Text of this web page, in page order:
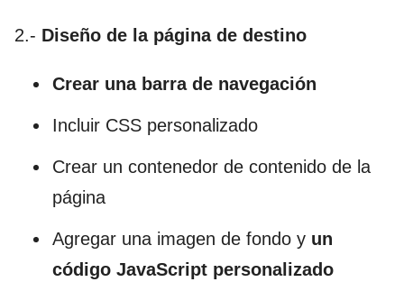
2.- Diseño de la página de destino
Crear una barra de navegación
Incluir CSS personalizado
Crear un contenedor de contenido de la
página
Agregar una imagen de fondo y un
código JavaScript personalizado